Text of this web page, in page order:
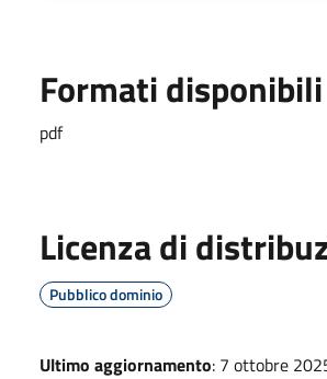
Formati disponibili
pdf
Licenza di
Pubblico dominio
Ultimo aggiornamento: 7 ottobre